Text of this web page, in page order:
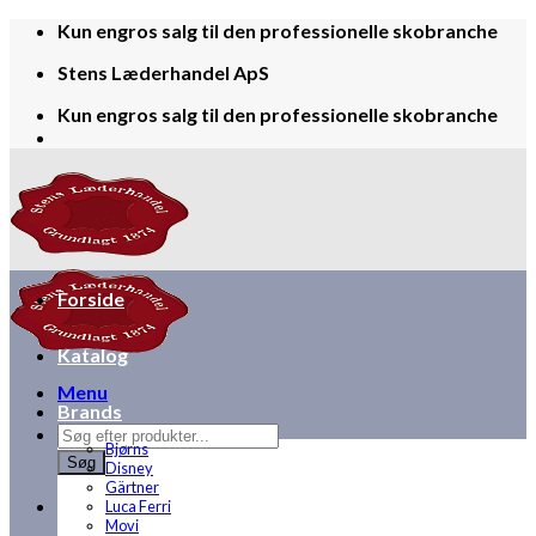
Skip
content
Kun engros salg til den professionelle skobranche
Stens Læderhandel ApS
Kun engros salg til den professionelle skobranche
Menu
Products
search
Søg
Forside
Katalog
Brands
Bjørns
Disney
Gärtner
Luca Ferri
Movi